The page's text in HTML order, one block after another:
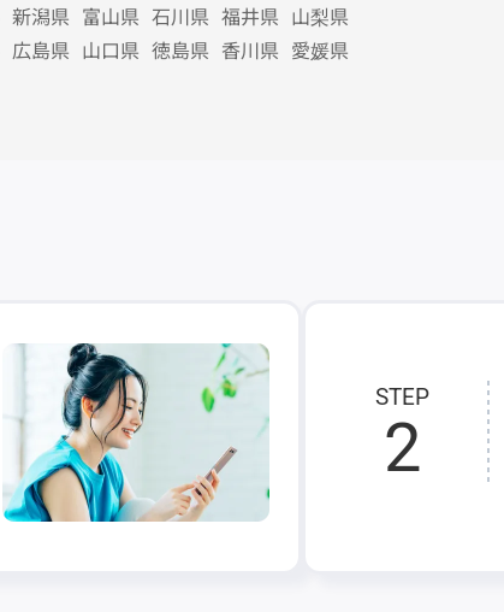
新潟県 富山県 石川県 福井県 山梨県
広島県 山口県 徳島県 香川県 愛媛県
STEP
2